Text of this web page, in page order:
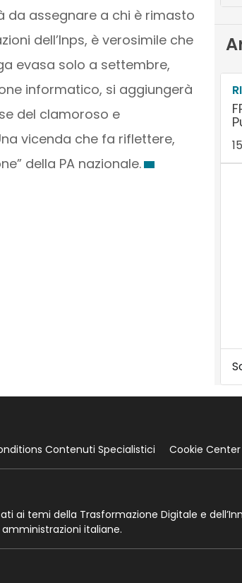
da assegnare a chi è rimasto
dell’Inps, è verosimile che
evasa solo a settembre,
informatico, si aggiungerà
del clamoroso e
vicenda che fa riflettere,
della PA nazionale.
Contenuti Specialistici Cookie Center
ai temi della Trasformazione Digitale e
italiane.